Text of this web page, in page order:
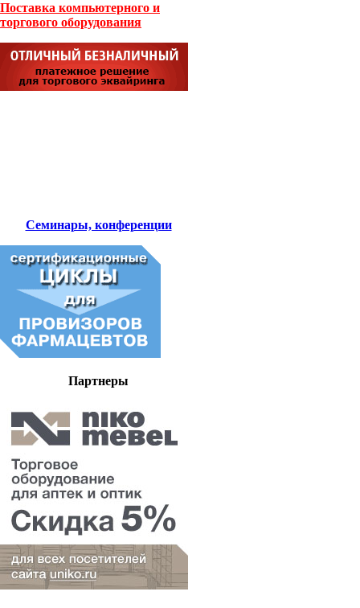
Поставка компьютерного и
торгового оборудования
Семинары, конференции
Партнеры